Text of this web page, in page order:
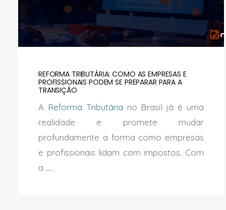
REFORMA TRIBUTÁRIA: COMO AS EMPRESAS E
PROFISSIONAIS PODEM SE PREPARAR PARA A
TRANSIÇÃO
A Reforma Tributária no Brasil já é uma
realidade e promete mudar
profundamente a forma como empresas
e profissionais lidam com impostos. Com
a ...